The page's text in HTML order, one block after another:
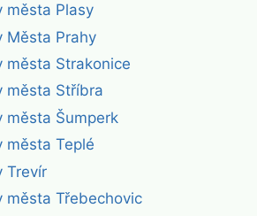
města Plasy
Města Prahy
města Strakonice
města Stříbra
města Šumperk
města Teplé
Trevír
města Třebechovic